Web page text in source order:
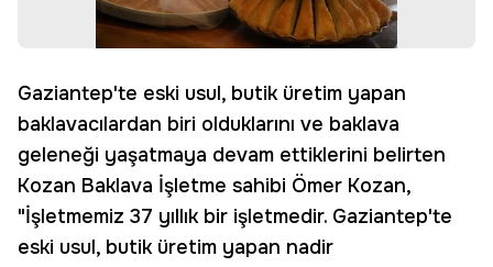
Gaziantep'te eski usul, butik üretim yapan
baklavacılardan biri olduklarını ve baklava
geleneği yaşatmaya devam ettiklerini belirten
Kozan Baklava İşletme sahibi Ömer Kozan,
"İşletmemiz 37 yıllık bir işletmedir. Gaziantep'te
eski usul, butik üretim yapan nadir